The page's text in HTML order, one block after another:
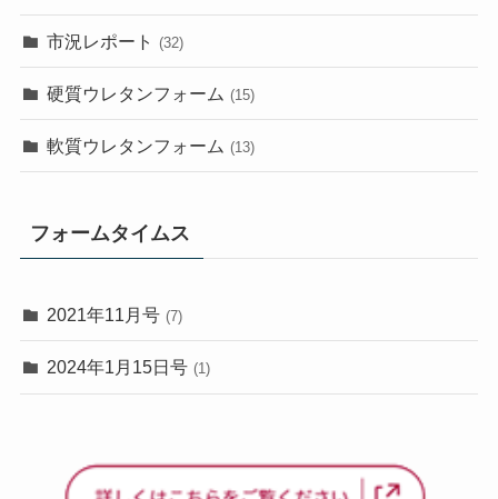
市況レポート (32)
硬質ウレタンフォーム (15)
軟質ウレタンフォーム (13)
フォームタイムス
2021年11月号 (7)
2024年1月15日号 (1)